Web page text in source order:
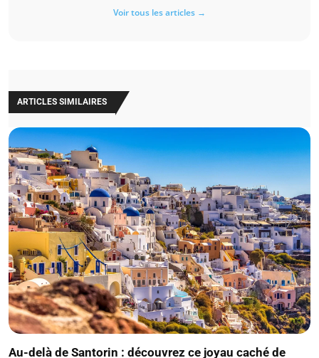
Voir tous les articles →
ARTICLES SIMILAIRES
Au-delà de Santorin : découvrez ce joyau caché de